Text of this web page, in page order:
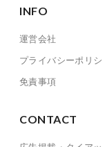
INFO
運営会社
プライバシーポリ
免責事項
CONTACT